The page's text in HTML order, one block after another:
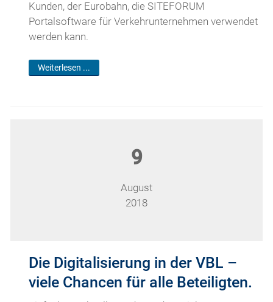
Kunden, der Eurobahn, die SITEFORUM
Portalsoftware für Verkehrunternehmen verwendet
werden kann.
Weiterlesen ...
9
August
2018
Die Digitalisierung in der VBL –
viele Chancen für alle Beteiligten.